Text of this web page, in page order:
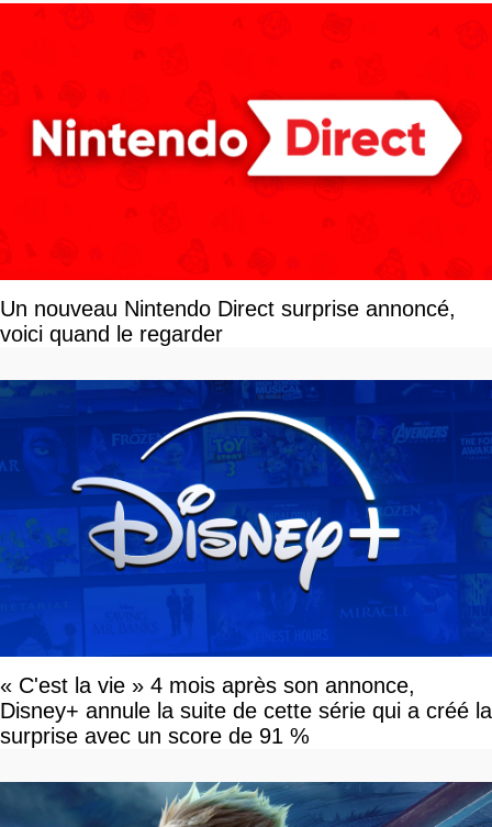
Un nouveau Nintendo Direct surprise annoncé,
voici quand le regarder
« C'est la vie » 4 mois après son annonce,
Disney+ annule la suite de cette série qui a créé la
surprise avec un score de 91 %